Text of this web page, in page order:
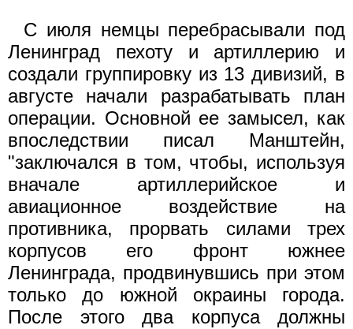
С июля немцы перебрасывали под
Ленинград пехоту и артиллерию и
создали группировку из 13 дивизий, в
августе начали разрабатывать план
операции. Основной ее замысел, как
впоследствии писал Манштейн,
"заключался в том, чтобы, используя
вначале артиллерийское и
авиационное воздействие на
противника, прорвать силами трех
корпусов его фронт южнее
Ленинграда, продвинувшись при этом
только до южной окраины города.
После этого два корпуса должны